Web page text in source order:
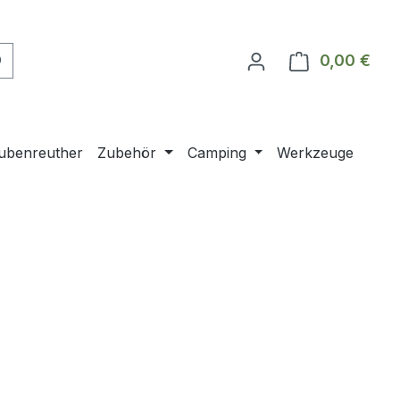
0,00 €
Zubehör Camping Werkzeuge